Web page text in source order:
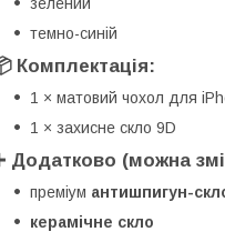
зелений
темно-синій
Комплектація:
1 × матовий чохол для
1 × захисне скло 9D
Додатково (можна
преміум антишпигун-
керамічне скло